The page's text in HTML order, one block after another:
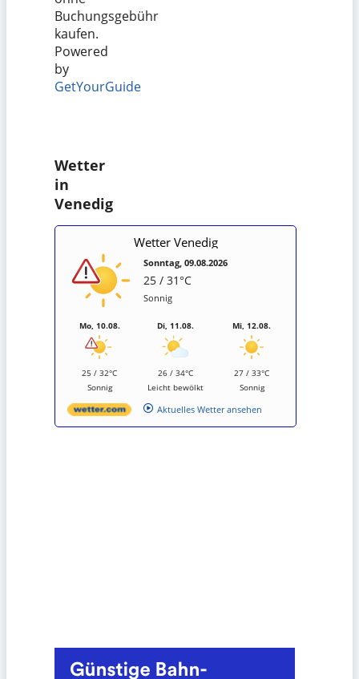
Buchungsgebühr
kaufen.
Powered
by
GetYourGuide
Wetter
in
Venedig
Wetter Venedig
Sonntag, 09.08.2026
25 / 31°C
Sonnig
Mo, 10.08.
25 / 32°C
Sonnig
Di, 11.08.
26 / 34°C
Leicht bewölkt
Mi, 12.08.
27 / 33°C
Sonnig
Aktuelles Wetter ansehen